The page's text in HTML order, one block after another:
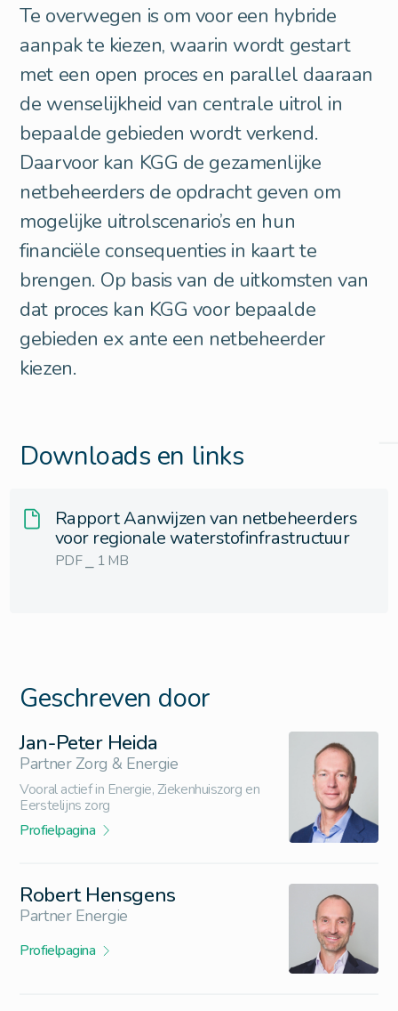
Te overwegen is om voor een hybride
aanpak te kiezen, waarin wordt gestart
met een open proces en parallel daaraan
de wenselijkheid van centrale uitrol in
bepaalde gebieden wordt verkend.
Daarvoor kan KGG de gezamenlijke
netbeheerders de opdracht geven om
mogelijke uitrolscenario’s en hun
financiële consequenties in kaart te
brengen. Op basis van de uitkomsten van
dat proces kan KGG voor bepaalde
gebieden ex ante een netbeheerder
kiezen.
Downloads en links
Rapport Aanwijzen van netbeheerders
voor regionale waterstofinfrastructuur
PDF ⎯ 1 MB
Geschreven door
Jan-Peter Heida
Partner Zorg & Energie
Vooral actief in Energie, Ziekenhuiszorg en
Eerstelijns zorg
Profielpagina
Robert Hensgens
Partner Energie
Profielpagina